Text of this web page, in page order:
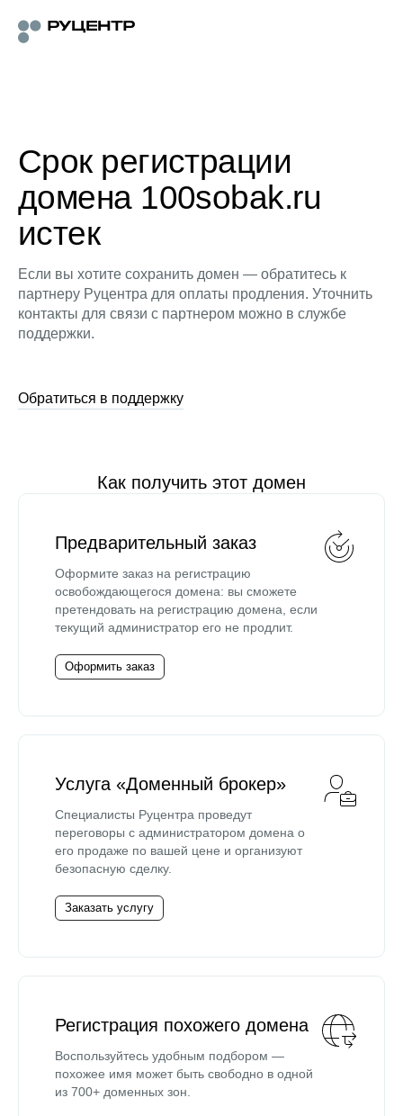
Срок регистрации
домена 100sobak.ru
истек
Если вы хотите сохранить домен — обратитесь к
партнеру Руцентра для оплаты продления. Уточнить
контакты для связи с партнером можно в службе
поддержки.
Обратиться в поддержку
Как получить этот домен
Предварительный заказ
Оформите заказ на регистрацию
освобождающегося домена: вы сможете
претендовать на регистрацию домена, если
текущий администратор его не продлит.
Оформить заказ
Услуга «Доменный брокер»
Специалисты Руцентра проведут
переговоры с администратором домена о
его продаже по вашей цене и организуют
безопасную сделку.
Заказать услугу
Регистрация похожего домена
Воспользуйтесь удобным подбором —
похожее имя может быть свободно в одной
из 700+ доменных зон.